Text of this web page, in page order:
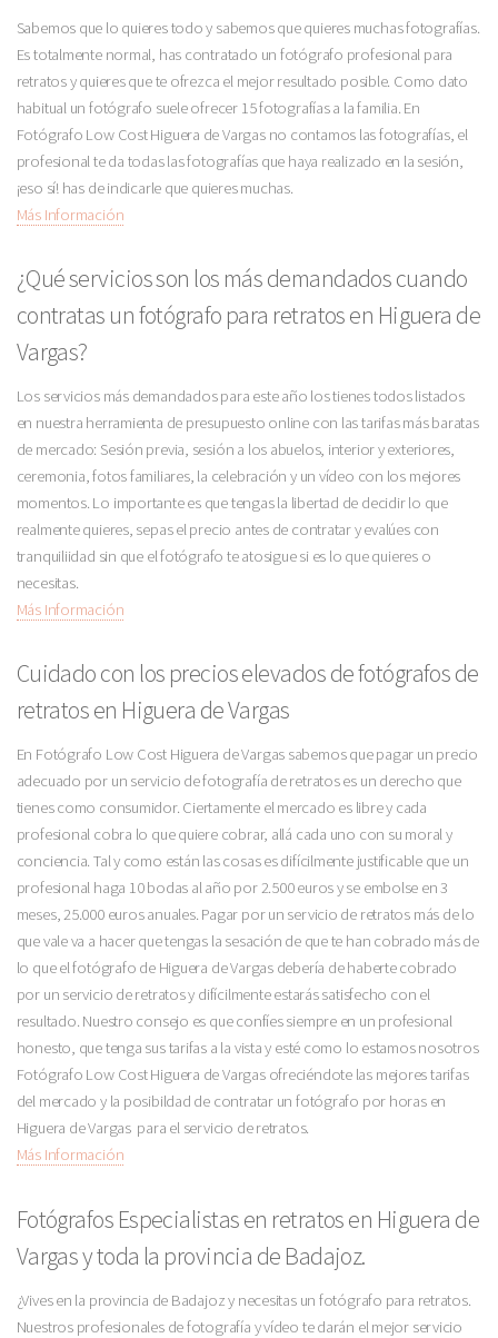
Sabemos que lo quieres todo y sabemos que quieres muchas fotografías.
Es totalmente normal, has contratado un fotógrafo profesional para
retratos y quieres que te ofrezca el mejor resultado posible. Como dato
habitual un fotógrafo suele ofrecer 15 fotografías a la familia. En
Fotógrafo Low Cost Higuera de Vargas no contamos las fotografías, el
profesional te da todas las fotografías que haya realizado en la sesión,
¡eso sí! has de indicarle que quieres muchas.
Más Información
¿Qué servicios son los más demandados cuando
contratas un fotógrafo para retratos en Higuera de
Vargas?
Los servicios más demandados para este año los tienes todos listados
en nuestra herramienta de presupuesto online con las tarifas más baratas
de mercado: Sesión previa, sesión a los abuelos, interior y exteriores,
ceremonia, fotos familiares, la celebración y un vídeo con los mejores
momentos. Lo importante es que tengas la libertad de decidir lo que
realmente quieres, sepas el precio antes de contratar y evalúes con
tranquiliidad sin que el fotógrafo te atosigue si es lo que quieres o
necesitas.
Más Información
Cuidado con los precios elevados de fotógrafos de
retratos en Higuera de Vargas
En Fotógrafo Low Cost Higuera de Vargas sabemos que pagar un precio
adecuado por un servicio de fotografía de retratos es un derecho que
tienes como consumidor. Ciertamente el mercado es libre y cada
profesional cobra lo que quiere cobrar, allá cada uno con su moral y
conciencia. Tal y como están las cosas es difícilmente justificable que un
profesional haga 10 bodas al año por 2.500 euros y se embolse en 3
meses, 25.000 euros anuales. Pagar por un servicio de retratos más de lo
que vale va a hacer que tengas la sesación de que te han cobrado más de
lo que el fotógrafo de Higuera de Vargas debería de haberte cobrado
por un servicio de retratos y difícilmente estarás satisfecho con el
resultado. Nuestro consejo es que confíes siempre en un profesional
honesto, que tenga sus tarifas a la vista y esté como lo estamos nosotros
Fotógrafo Low Cost Higuera de Vargas ofreciéndote las mejores tarifas
del mercado y la posibildad de contratar un fotógrafo por horas en
Higuera de Vargas para el servicio de retratos.
Más Información
Fotógrafos Especialistas en retratos en Higuera de
Vargas y toda la provincia de Badajoz.
¿Vives en la provincia de Badajoz y necesitas un fotógrafo para retratos.
Nuestros profesionales de fotografía y vídeo te darán el mejor servicio